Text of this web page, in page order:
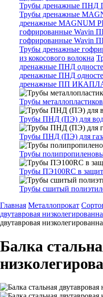
Трубы дренажные ПНД
Трубы дренажные
дренажные MAGNUM
гофрированные Wavin
гофрированные Wavin
Трубы дренажные
из кокосового волокна
дренажные ПНД
дренажные ПНД
дренажные ПП
Трубы
Трубы ПНД (ПЭ) для
Трубы ПНД (ПЭ) для
Трубы
Трубы ПЭ100RC в
Трубы сшитый
Главная Металлопрокат
двутавровая
двутавровая
Балка